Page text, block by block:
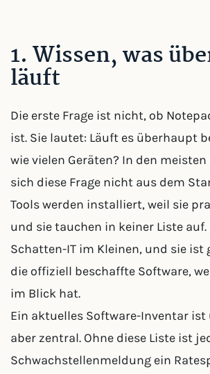
1. Wissen, was
läuft
Die erste Frage ist nicht, ob
ist. Sie lautet: Läuft es überhaupt
wie vielen Geräten? In den
sich diese Frage nicht aus dem
Tools werden installiert, weil sie
und sie tauchen in keiner Liste auf.
Schatten-IT im Kleinen, und sie ist
die offiziell beschaffte Software,
im Blick hat.
Ein aktuelles Software-Inventar
aber zentral. Ohne diese Liste ist
Schwachstellenmeldung ein